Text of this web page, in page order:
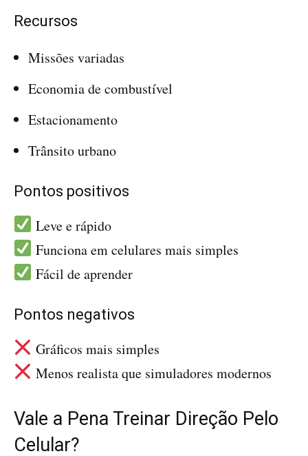
Recursos
Missões variadas
Economia de combustível
Estacionamento
Trânsito urbano
Pontos positivos
Leve e rápido
Funciona em celulares mais simples
Fácil de aprender
Pontos negativos
Gráficos mais simples
Menos realista que simuladores modernos
Vale a Pena Treinar Direção Pelo
Celular?